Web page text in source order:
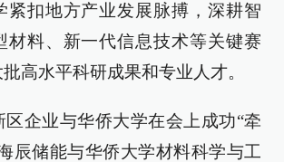
紧扣地方产业发展脉搏，深耕智
材料、新一代信息技术等关键赛
高水平科研成果和专业人才。
企业与华侨大学在会上成功“牵
辰储能与华侨大学材料科学与工